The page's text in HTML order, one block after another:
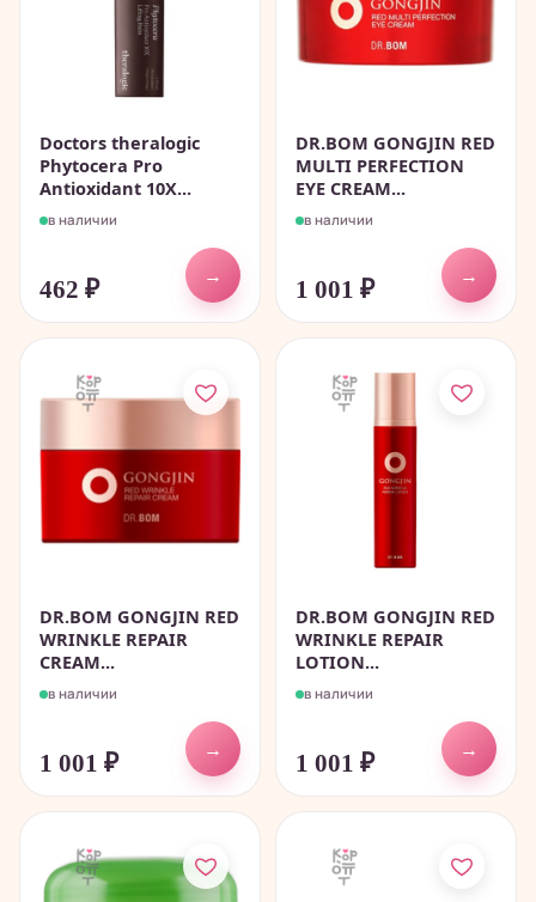
Doctors theralogic
Phytocera Pro
Antioxidant 10X...
в наличии
462 ₽
→
DR.BOM GONGJIN RED
MULTI PERFECTION
EYE CREAM...
в наличии
1 001 ₽
→
DR.BOM GONGJIN RED
WRINKLE REPAIR
CREAM...
в наличии
1 001 ₽
→
DR.BOM GONGJIN RED
WRINKLE REPAIR
LOTION...
в наличии
1 001 ₽
→